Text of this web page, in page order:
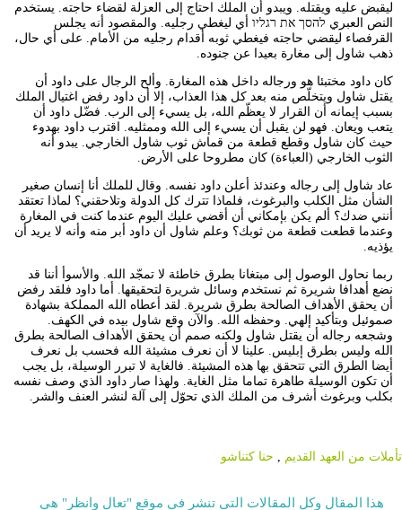
ليقبض عليه ويقتله. ويبدو أن الملك احتاج إلى العزلة لقضاء حاجته. يستخدم
النص العبري להסך את רגליו أي ليغطي رجليه. والمقصود أنه يجلس
القرفصاء ليقضي حاجته فيغطي ثوبه أقدام رجليه من الأمام. على أي حال،
ذهب شاول إلى مغارة بعيدا عن جنوده.
كان داود مختبئا هو ورجاله داخل هذه المغارة. وألح الرجال على داود أن
يقتل شاول ويتخلّص منه بعد كل هذا العذاب، إلا أن داود رفض اغتيال الملك
بسبب إيمانه أن القرار لا يعظّم الله، بل يسيء إلى الرب. فضّل داود أن
يتعب ويعان. فهو لن يقبل أن يسيء إلى الله وممثليه. اقترب داود بهدوء
حيث كان شاول وقطع قطعة من قماش ثوب شاول الخارجي. يبدو أنه
الثوب الخارجي (العباءة) كان مطروحا على الأرض.
عاد شاول إلى رجاله وعندئذ أعلن داود نفسه. وقال للملك أنا إنسان صغير
الشأن مثل الكلب والبرغوث، فلماذا تترك كل الدولة وتلاحقني؟ لماذا تعتقد
أنني ضدك؟ ألم يكن بإمكاني أن أقضي عليك اليوم عندما كنت في المغارة
وعندما قطعت قطعة من ثوبك؟ وعلم شاول أن داود أبر منه وأنه لا يريد أن
يؤذيه.
ربما نحاول الوصول إلى مبتغانا بطرق خاطئة لا تمجّد الله. والأسوأ أننا قد
نضع أهدافا شريرة ثم نستخدم وسائل شريرة لتحقيقها. أما داود فلقد رفض
أن يحقق الأهداف الصالحة بطرق شريرة. لقد أعطاه الله المملكة بشهادة
صموئيل وبتأكيد إلهي. وحفظه الله. والآن وقع شاول بيده في الكهف.
وشجعه رجاله أن يقتل شاول ولكنه صمم أن يحقق الأهداف الصالحة بطرق
الله وليس بطرق إبليس. علينا لا أن نعرف مشيئة الله فحسب بل نعرف
أيضا الطرق التي تتحقق بها هذه المشيئة. فالغاية لا تبرر الوسيلة، بل يجب
أن تكون الوسيلة طاهرة تماما مثل الغاية. ولهذا صار داود الذي وصف نفسه
بكلب وبرغوث أشرف من الملك الذي تحوّل إلى آلة لنشر العنف والشر.
تأملات من العهد القديم , حنا كتناشو
هذا المقال وكل المقالات التي تنشر في موقع "تعال وانظر" هي